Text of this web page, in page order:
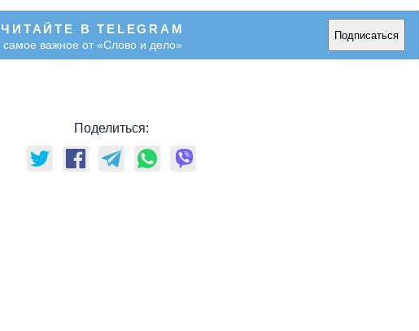
ЧИТАЙТЕ В TELEGRAM
самое важное от «Слово и дело»
Подписаться
Поделиться: